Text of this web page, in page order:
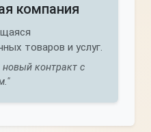
компания
товаров и услуг.
контракт с